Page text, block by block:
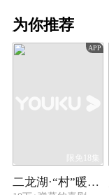
为你推荐
APP
限免18集
二龙湖·“村”暖花开3